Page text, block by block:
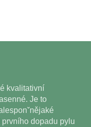
kvalitativní
Je to
dopadu pylu